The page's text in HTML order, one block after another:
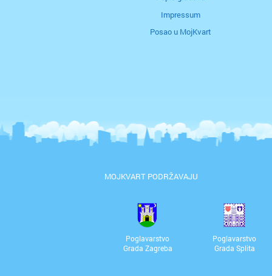
Impressum
Posao u MojKvart
MOJKVART PODRŽAVAJU
Poglavarstvo
Grada Zagreba
Poglavarstvo
Grada Splita